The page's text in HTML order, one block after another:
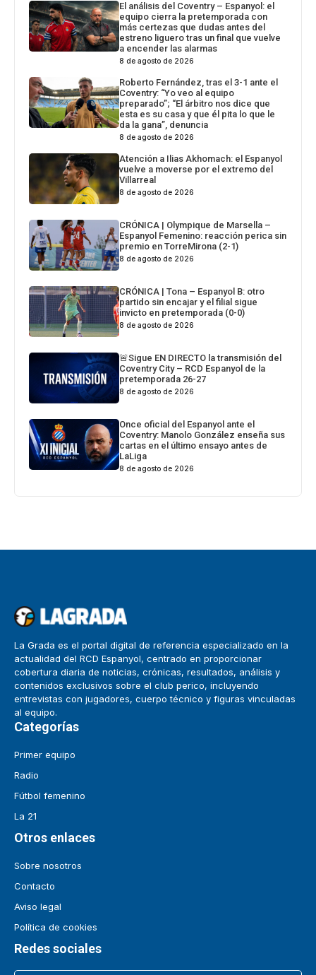
El análisis del Coventry – Espanyol: el
equipo cierra la pretemporada con
más certezas que dudas antes del
estreno liguero tras un final que vuelve
a encender las alarmas
8 de agosto de 2026
Roberto Fernández, tras el 3-1 ante el
Coventry: “Yo veo al equipo
preparado”; “El árbitro nos dice que
esta es su casa y que él pita lo que le
da la gana”, denuncia
8 de agosto de 2026
Atención a Ilias Akhomach: el Espanyol
vuelve a moverse por el extremo del
Villarreal
8 de agosto de 2026
CRÓNICA | Olympique de Marsella –
Espanyol Femenino: reacción perica sin
premio en TorreMirona (2-1)
8 de agosto de 2026
CRÓNICA | Tona – Espanyol B: otro
partido sin encajar y el filial sigue
invicto en pretemporada (0-0)
8 de agosto de 2026
🚨Sigue EN DIRECTO la transmisión del
Coventry City – RCD Espanyol de la
pretemporada 26-27
8 de agosto de 2026
Once oficial del Espanyol ante el
Coventry: Manolo González enseña sus
cartas en el último ensayo antes de
LaLiga
8 de agosto de 2026
La Grada es el portal digital de referencia especializado en la
actualidad del RCD Espanyol, centrado en proporcionar
cobertura diaria de noticias, crónicas, resultados, análisis y
contenidos exclusivos sobre el club perico, incluyendo
entrevistas con jugadores, cuerpo técnico y figuras vinculadas
al equipo.
Categorías
Primer equipo
Radio
Fútbol femenino
La 21
Otros enlaces
Sobre nosotros
Contacto
Aviso legal
Política de cookies
Redes sociales